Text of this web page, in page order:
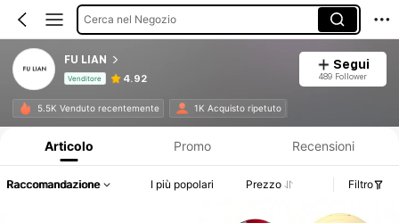
Cerca nel Negozio
FU LIAN
Venditore 4.92
Segui
489 Follower
5.5K Venduto recentemente 1K Acquisto ripetuto
Articolo Promo Recensioni
Raccomandazione I più popolari Prezzo Filtro